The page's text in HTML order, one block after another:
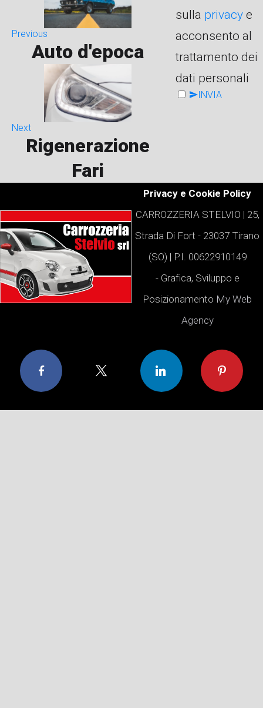
Previous
Auto d'epoca
Next
Rigenerazione
Fari
sulla privacye
acconsento al
trattamento dei
dati personali
INVIA
Privacy e Cookie Policy
CARROZZERIA STELVIO | 25,
Strada Di Fort - 23037 Tirano
(SO) | P.I. 00622910149
- Grafica, Sviluppo e
Posizionamento My Web
Agency
Facebook X LinkedIn Pinterest